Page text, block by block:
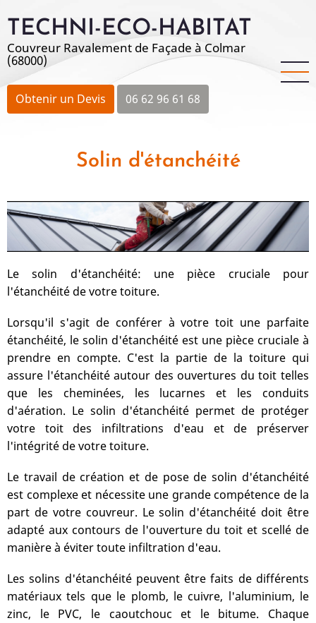
au
contenu
principal
TECHNI-ECO-HABITAT
Couvreur Ravalement de Façade à Colmar
(68000)
Obtenir un Devis 06 62 96 61 68
Solin d'étanchéité
Le solin d'étanchéité: une pièce cruciale pour
l'étanchéité de votre toiture.
Lorsqu'il s'agit de conférer à votre toit une parfaite
étanchéité, le solin d'étanchéité est une pièce cruciale à
prendre en compte. C'est la partie de la toiture qui
assure l'étanchéité autour des ouvertures du toit telles
que les cheminées, les lucarnes et les conduits
d'aération. Le solin d'étanchéité permet de protéger
votre toit des infiltrations d'eau et de préserver
l'intégrité de votre toiture.
Le travail de création et de pose de solin d'étanchéité
est complexe et nécessite une grande compétence de la
part de votre couvreur. Le solin d'étanchéité doit être
adapté aux contours de l'ouverture du toit et scellé de
manière à éviter toute infiltration d'eau.
Les solins d'étanchéité peuvent être faits de différents
matériaux tels que le plomb, le cuivre, l'aluminium, le
zinc, le PVC, le caoutchouc et le bitume. Chaque